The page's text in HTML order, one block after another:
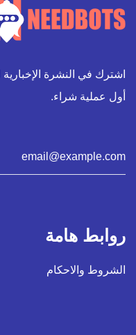
أول عملية شراء.
روابط هامة
الشروط والاحكام